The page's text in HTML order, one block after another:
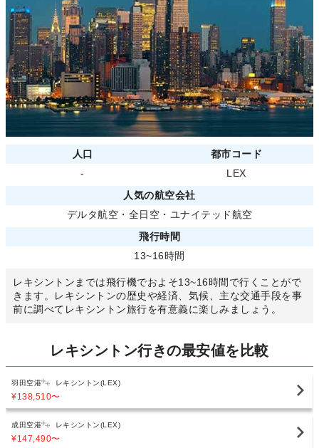
人口
都市コード
-
LEX
人気の航空会社
デルタ航空 ・ 全日空 ・ ユナイテッド航空
飛行時間
13~16時間
レキシントンまでは飛行機でおよそ13~16時間で行くことがで
きます。レキシントンの歴史や経済、気候、主な交通手段を事
前に調べてレキシントン旅行を有意義に楽しみましょう。
レキシントン行きの最安値を比較
羽田空港 レキシントン(LEX)
¥138,510〜
成田空港 レキシントン(LEX)
¥147,490〜